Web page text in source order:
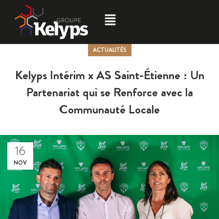
ACTUALITÉS
Kelyps Intérim x AS Saint-Étienne : Un
Partenariat qui se Renforce avec la
Communauté Locale
16
NOV